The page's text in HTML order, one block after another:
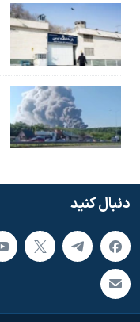
دنبال کنید